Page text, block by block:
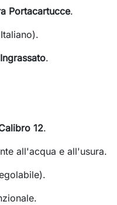
Portacartucce.
.
12.
all'acqua e all'usura.